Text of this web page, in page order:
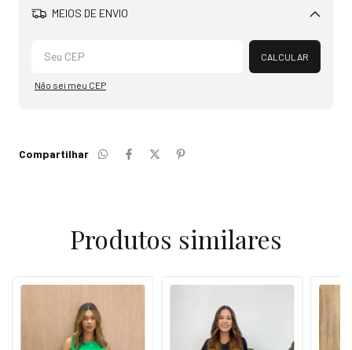
MEIOS DE ENVIO
Alterar CEP
CALCULAR
Não sei meu CEP
Compartilhar
Produtos similares